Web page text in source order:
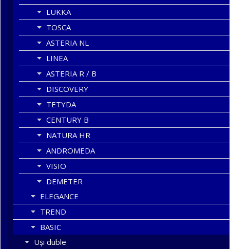
LUKKA
TOSCA
ASTERIA NL
LINEA
ASTERIA R / B
DISCOVERY
TETYDA
CENTURY B
NATURA HR
ANDROMEDA
VISIO
DEMETER
ELEGANCE
TREND
BASIC
Uşi duble